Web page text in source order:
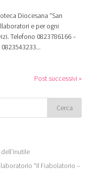
Diocesana “San
e per ogni
Telefono 0823786166 –
Post successivi »
“Il Fiabolatorio –